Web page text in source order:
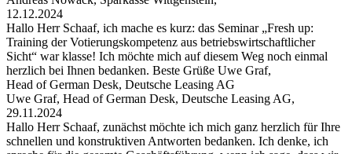
12.12.2024
Hallo Herr Schaaf, ich mache es kurz: das Seminar „Fresh up:
Training der Votierungskompetenz aus betriebswirtschaftlicher
Sicht“ war klasse! Ich möchte mich auf diesem Weg noch einmal
herzlich bei Ihnen bedanken. Beste Grüße Uwe Graf,
Head of German Desk, Deutsche Leasing AG
Uwe Graf, Head of German Desk, Deutsche Leasing AG,
29.11.2024
Hallo Herr Schaaf, zunächst möchte ich mich ganz herzlich für Ihre
schnellen und konstruktiven Antworten bedanken. Ich denke, ich